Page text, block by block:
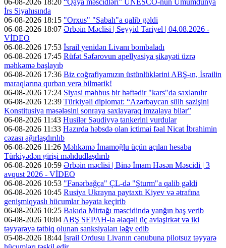
06-08-2026 18:20 “Qaya məscidləri” UNESCO-nun Ümumdünya
İrs Siyahısında
06-08-2026 18:15 "Orxus" "Sabah"a qalib gəldi
06-08-2026 18:07 Ərbəin Məclisi | Seyyid Tariyel | 04.08.2026 -
VİDEO
06-08-2026 17:53 İsrail yenidən Livanı bombaladı
06-08-2026 17:45 Rüfət Səfərovun apellyasiya şikayəti üzrə
məhkəmə başlayıb
06-08-2026 17:36 Biz coğrafiyamızın üstünlüklərini ABŞ-ın, İsrailin
maraqlarına qurban verə bilmərik!
06-08-2026 17:24 Siyasi məhbus bir həftədir "kars"da saxlanılır
06-08-2026 12:39 Türkiyəli diplomat: “Azərbaycan sülh sazişini
Konstitusiya məsələsini sonraya saxlayaraq imzalaya bilər”
06-08-2026 11:43 Husilər Səudiyyə tankerini vurdular
06-08-2026 11:33 Hazırda həbsdə olan ictimai fəal Nicat İbrahimin
cəzası ağırlaşdırılıb
06-08-2026 11:26 Məhkəmə İmamoğlu üçün açılan hesaba
Türkiyədən girişi məhdudlaşdırıb
06-08-2026 10:59 Ərbəin məclisi | Binə İmam Həsən Məscidi | 3
avqust 2026 - VİDEO
06-08-2026 10:53 "Fənərbağça" ÇL-də "Şturm"a qalib gəldi
06-08-2026 10:45 Rusiya Ukrayna paytaxtı Kiyev və ətrafına
genişmiqyaslı hücumlar həyata keçirib
06-08-2026 10:25 Bakıda Mirtağı məscidində yanğın baş verib
06-08-2026 10:04 ABŞ SEPAH-la əlaqəli üç aviaşirkət və iki
təyyarəyə tətbiq olunan sanksiyaları ləğv edib
05-08-2026 18:44 İsrail Ordusu Livanın cənubuna pilotsuz təyyarə